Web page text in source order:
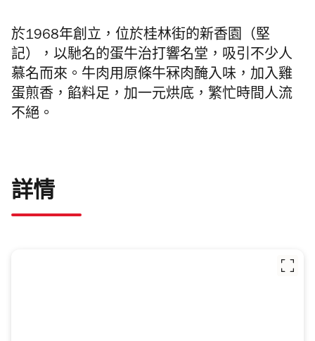
於1968年創立，位於桂林街的新香園（堅
記），以馳名的蛋牛治打響名堂， 吸引不少人
慕名而來。牛肉用原條牛冧肉醃入味，加入雞
蛋煎香，餡料足，加一元烘底，繁忙時間人流
不絕。
詳情